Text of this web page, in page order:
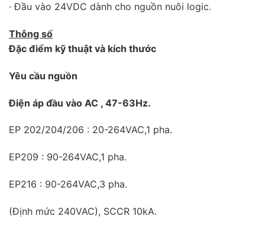
· Đầu vào 24VDC dành cho nguồn nuôi logic.
Thông số
Đặc điểm kỹ thuật và kích thước
Yêu cầu nguồn
Điện áp đầu vào AC , 47-63Hz.
EP 202/204/206 : 20-264VAC,1 pha.
EP209 : 90-264VAC,1 pha.
EP216 : 90-264VAC,3 pha.
(Định mức 240VAC), SCCR 10kA.